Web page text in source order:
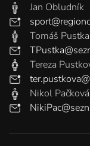
Jan Obludník
Tomáš Pustka
Tereza
Nikol Pačková